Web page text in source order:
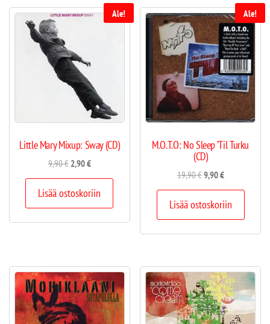
Ale!
Little Mary Mixup: Sway (CD)
9,90€ 2,90€
Lisää ostoskoriin
Ale!
M.O.T.O: No Sleep ’Til Turku
(CD)
19,90€9,90€
Lisää ostoskoriin